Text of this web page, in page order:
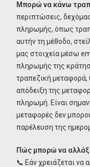
Μπορώ να κάνω
περιπτώσεις,
πληρωμής, όπως
αυτήν τη μέθοδο,
μας στοιχεία μέσω
πληρωμής της
τραπεζική μεταφορά,
απόδειξη της
πληρωμή. Είναι
μεταφορές δεν
παρέλευση της
Πώς μπορώ να
📞 Εάν χρειάζεται να